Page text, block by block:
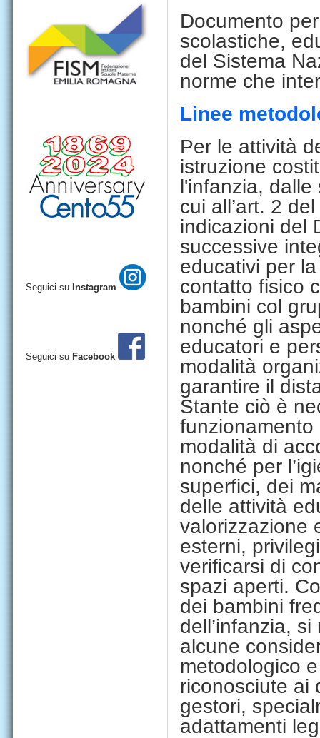
Documento
scolastiche,
del Sistema
norme che
Linee
Per le attività
istruzione
l'infanzia,
cui all’art. 2
indicazioni del
successive
educativi per
contatto fisico
bambini col
nonché gli
educatori e
modalità
garantire il
Stante ciò è
funzionamento
modalità di
nonché per
superfici, dei
delle attività
valorizzazione
esterni,
verificarsi di
spazi aperti.
dei bambini
dell’infanzia,
alcune
metodologico
riconosciute ai
gestori,
adattamenti
Seguici su Instagram
Seguici su Facebook